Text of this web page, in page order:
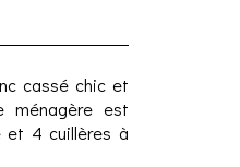
cassé chic et
ménagère est
et 4 cuillères à